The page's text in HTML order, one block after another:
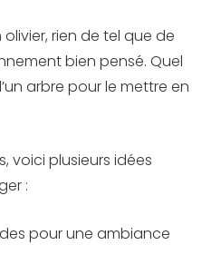
rien de tel que de
bien pensé. Quel
arbre pour le mettre en
voici plusieurs idées
:
pour une ambiance